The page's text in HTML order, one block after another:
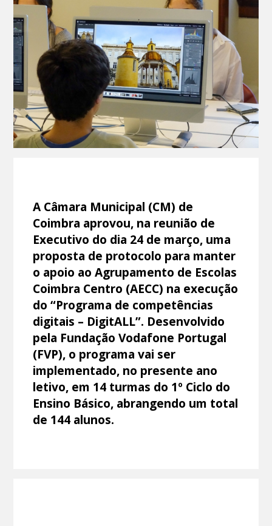
A Câmara Municipal (CM) de
Coimbra aprovou, na reunião de
Executivo do dia 24 de março, uma
proposta de protocolo para manter
o apoio ao Agrupamento de Escolas
Coimbra Centro (AECC) na execução
do “Programa de competências
digitais – DigitALL”. Desenvolvido
pela Fundação Vodafone Portugal
(FVP), o programa vai ser
implementado, no presente ano
letivo, em 14 turmas do 1º Ciclo do
Ensino Básico, abrangendo um total
de 144 alunos.